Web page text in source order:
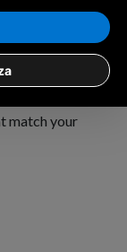
Fobello
match your